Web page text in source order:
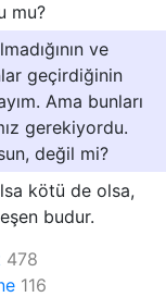
mu?
ve
geçirdiğinin
Ama bunları
gerekiyordu.
değil mi?
kötü de olsa,
budur.
478
116